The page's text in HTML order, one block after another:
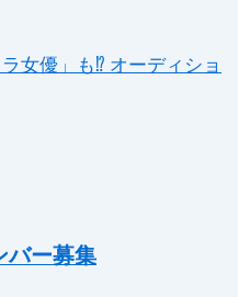
女優」も⁉ オーディショ
バー募集